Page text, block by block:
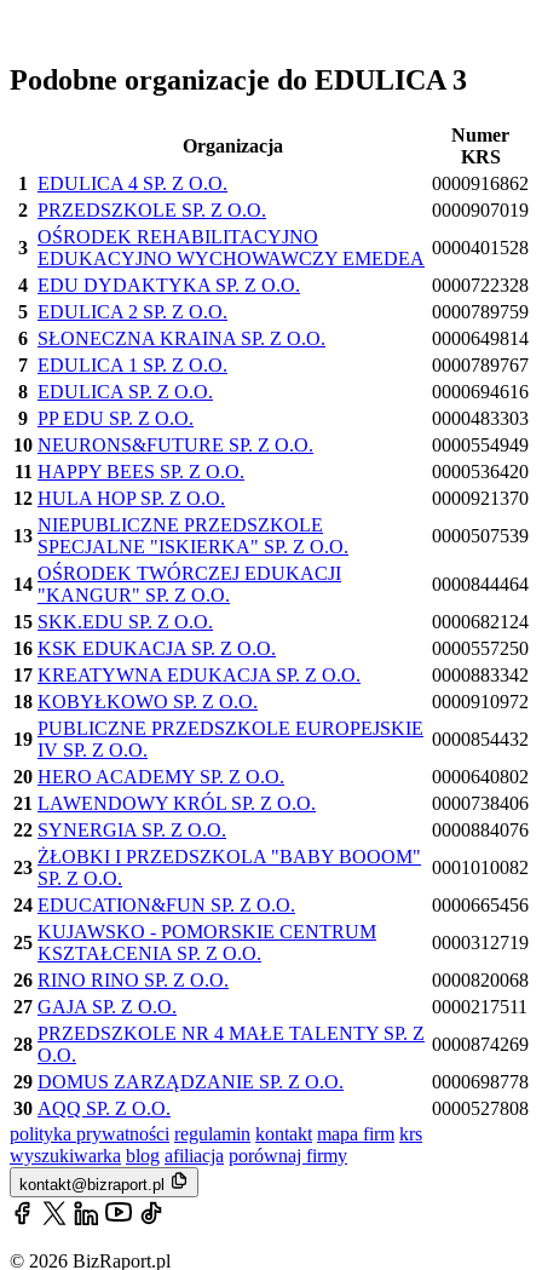
Podobne organizacje do EDULICA 3
Organizacja
Numer
KRS
1 EDULICA 4 SP. Z O.O.
0000916862
2 PRZEDSZKOLE SP. Z O.O.
0000907019
3
OŚRODEK REHABILITACYJNO
EDUKACYJNO WYCHOWAWCZY EMEDEA
0000401528
4 EDU DYDAKTYKA SP. Z O.O.
0000722328
5 EDULICA 2 SP. Z O.O.
0000789759
6 SŁONECZNA KRAINA SP. Z O.O.
0000649814
7 EDULICA 1 SP. Z O.O.
0000789767
8 EDULICA SP. Z O.O.
0000694616
9 PP EDU SP. Z O.O.
0000483303
10 NEURONS&FUTURE SP. Z O.O.
0000554949
11 HAPPY BEES SP. Z O.O.
0000536420
12 HULA HOP SP. Z O.O.
0000921370
13
NIEPUBLICZNE PRZEDSZKOLE
SPECJALNE "ISKIERKA" SP. Z O.O.
0000507539
14
OŚRODEK TWÓRCZEJ EDUKACJI
"KANGUR" SP. Z O.O.
0000844464
15 SKK.EDU SP. Z O.O.
0000682124
16 KSK EDUKACJA SP. Z O.O.
0000557250
17 KREATYWNA EDUKACJA SP. Z O.O.
0000883342
18 KOBYŁKOWO SP. Z O.O.
0000910972
19
PUBLICZNE PRZEDSZKOLE EUROPEJSKIE
IV SP. Z O.O.
0000854432
20 HERO ACADEMY SP. Z O.O.
0000640802
21 LAWENDOWY KRÓL SP. Z O.O.
0000738406
22 SYNERGIA SP. Z O.O.
0000884076
23
ŻŁOBKI I PRZEDSZKOLA "BABY BOOOM"
SP. Z O.O.
0001010082
24 EDUCATION&FUN SP. Z O.O.
0000665456
25
KUJAWSKO - POMORSKIE CENTRUM
KSZTAŁCENIA SP. Z O.O.
0000312719
26 RINO RINO SP. Z O.O.
0000820068
27 GAJA SP. Z O.O.
0000217511
28
PRZEDSZKOLE NR 4 MAŁE TALENTY SP. Z
O.O.
0000874269
29 DOMUS ZARZĄDZANIE SP. Z O.O.
0000698778
30 AQQ SP. Z O.O.
0000527808
polityka prywatności regulamin kontakt mapa firm krs
wyszukiwarka blog afiliacja porównaj firmy
kontakt@bizraport.pl
© 2026 BizRaport.pl